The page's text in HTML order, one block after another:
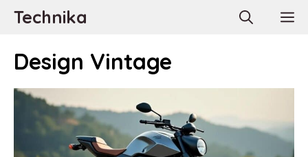
AllerTechnika
Design Vintage